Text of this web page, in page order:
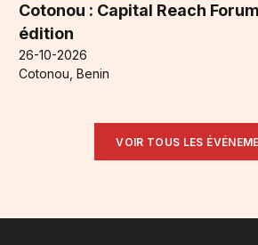
Cotonou : Capital Reach
édition
26-10-2026
Cotonou, Benin
VOIR TOUS LES